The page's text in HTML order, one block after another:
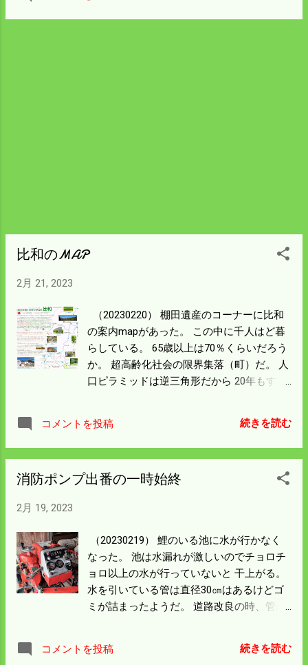
に消えるのを待つと 融けてなくなるのは3
比和のMAP
2月 21, 2023
（20230220） 棚田遺産のコーナーに比和
の案内mapがあった。 この中に千人はど暮
らしている。 65歳以上は70％くらいだろう
か。 超高齢化社会の限界集落（町）だ。 人
口ピラミッドは逆三角形だから 20年もすれ
たらこの現実を目にすることになる。 日本
国がこうならんように祈ろう。
コメントを投稿 続きを読む
消防ポンプ出番の一時始終
2月 19, 2023
（20230219） 鯉のいる池に水が行かなく
なった。 池は水漏れが激しいのでチョロチ
ョロ以上の水が行っていないと 干上がる。
水を引いている管は直径30㎝はあるけどゴ
ミが詰まったようだ。 道路改良の時、管が
ていない。 仕方なく消防ポンプの出番だけ
コメントを投稿 続きを読む